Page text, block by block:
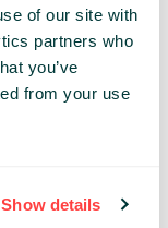
of our site with
partners who
you’ve
from your use
Show details
w rozwój
i